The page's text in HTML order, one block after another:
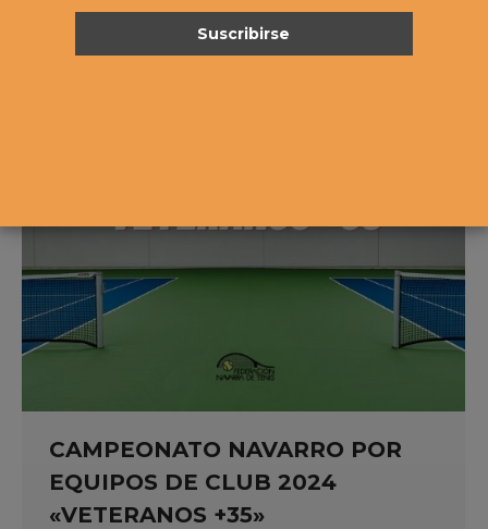
CAMPEONATO NAVARRO POR
EQUIPOS DE CLUB 2024
«VETERANOS +35»